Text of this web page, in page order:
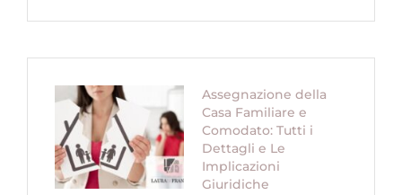
Assegnazione della
Casa Familiare e
Comodato: Tutti i
Dettagli e Le
Implicazioni
Giuridiche